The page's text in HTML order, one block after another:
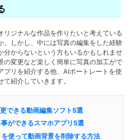
リジナルな作品を作りたいと考えている
。しかし、中には写真の編集をした経験
分からないという方もいるかもしれませ
の変更など楽しく簡単に写真の加工がで
プリを紹介する他、AIポートレートを使
紹介していきます。
できる動画編集ソフト5選
ができるスマホアプリ5選
使って動画背景を削除する方法